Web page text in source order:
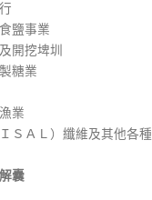
鹽事業
開挖埤圳
糖業
業
ＳＡＬ）纖維及其他各
囊